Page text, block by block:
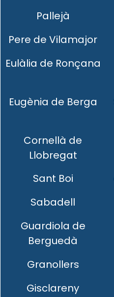
Pallejà
Pere de Vilamajor
Eulàlia de Ronçana
Eugènia de Berga
Cornellà de
Llobregat
Sant Boi
Sabadell
Guardiola de
Berguedà
Granollers
Gisclareny